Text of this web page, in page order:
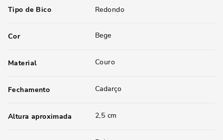
Tipo de Bico Redondo
Cor Bege
Material Couro
Fechamento Cadarço
Altura aproximada 2,5 cm